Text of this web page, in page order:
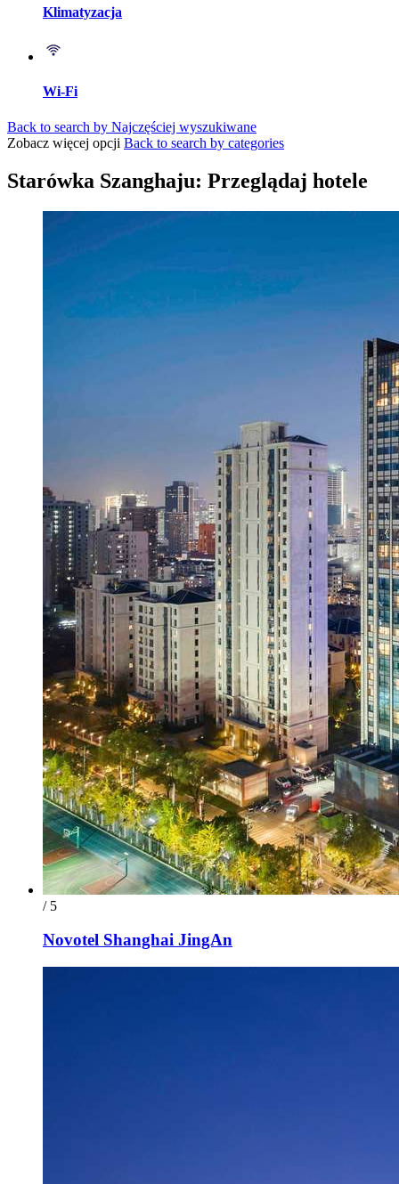
Klimatyzacja
Wi-Fi
Back to search by Najczęściej wyszukiwane
Zobacz więcej opcji Back to search by categories
Starówka Szanghaju: Przeglądaj hotele
/ 5
Novotel Shanghai JingAn